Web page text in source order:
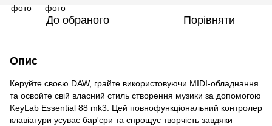
До обраного Порівняти
Опис
Керуйте своєю DAW, грайте використовуючи MIDI-обладнання
та освойте свій власний стиль створення музики за допомогою
KeyLab Essential 88 mk3. Цей повнофункціональний контролер
клавіатури усуває бар'єри та спрощує творчість завдяки